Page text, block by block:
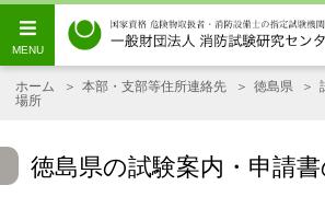
ホーム 本部・支部等住所連絡先 徳島県
場所
徳島県の試験案内・申請